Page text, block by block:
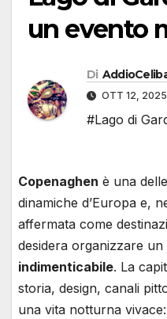
un evento
Di
OTT 12, 2025
#Lago di
Copenaghen è una
dinamiche d’Europa e,
affermata come
desidera organizzare un
indimenticabile. La
storia, design, canali
una vita notturna